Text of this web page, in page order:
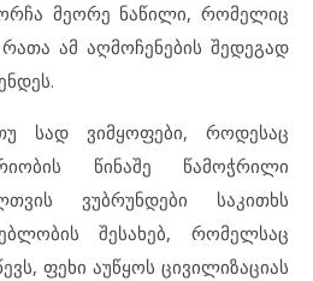
მეორე ნაწილი, რომელიც
ამ აღმოჩენების შედეგად
სად ვიმყოფები, როდესაც
წინაშე წამოჭრილი
ვუბრუნდები საკითხს
შესახებ, რომელსაც
ფეხი აუწყოს ცივილიზაციას